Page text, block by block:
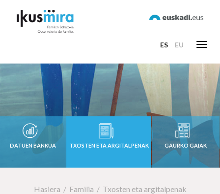
ES EU
DATUEN BANKUA TXOSTEN ETA ARGITALPENAK GAURKO GAIAK
Hasiera Familia Txosten eta argitalpenak